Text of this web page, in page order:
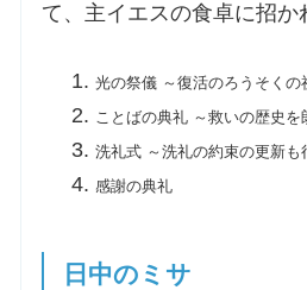
て、主イエスの食卓に招か
光の祭儀 ～復活のろうそくの
ことばの典礼 ～救いの歴史を
洗礼式 ～洗礼の約束の更新も
感謝の典礼
日中のミサ